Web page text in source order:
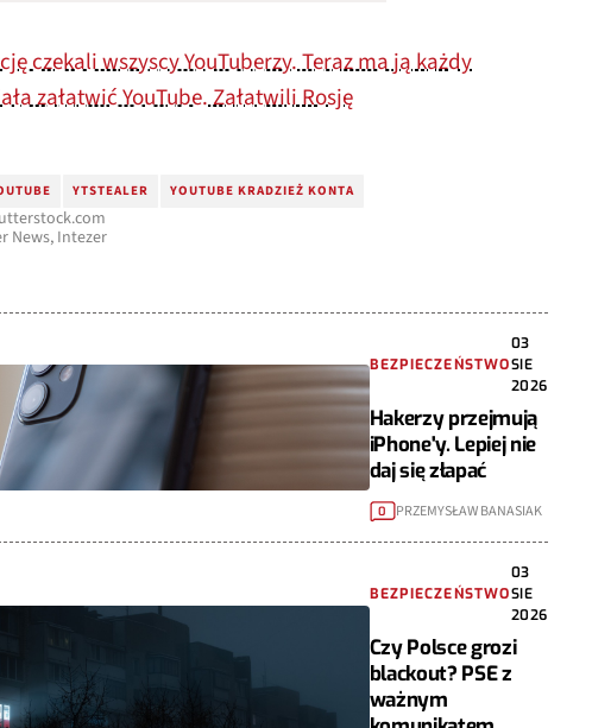
czekali wszyscy YouTuberzy. Teraz ma ją każdy
załatwić YouTube. Załatwili Rosję
YTSTEALER YOUTUBE KRADZIEŻ KONTA
News, Intezer
BEZPIECZEŃSTWO
03
SIE
2026
Hakerzy przejmują
iPhone'y. Lepiej nie
daj się złapać
0 PRZEMYSŁAW BANASIAK
BEZPIECZEŃSTWO
03
SIE
2026
Czy Polsce grozi
blackout? PSE z
ważnym